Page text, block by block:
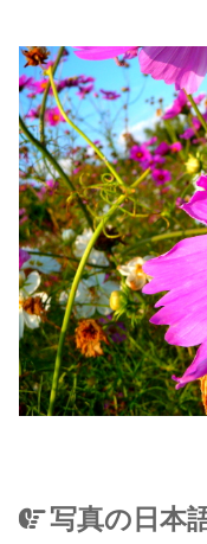
写真の日本